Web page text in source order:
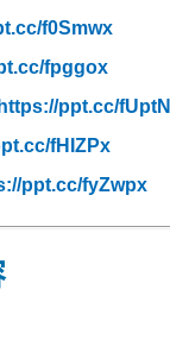
f0Smwx
fpggox
https://ppt.cc/
fHIZPx
ppt.cc/fyZwpx